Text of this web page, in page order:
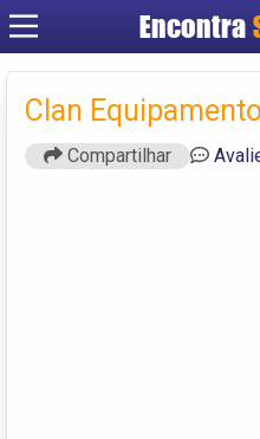
Encontra
Clan
Compartilhar